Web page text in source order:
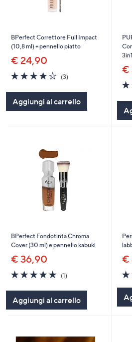
BPerfect Correttore Full Impact
(10,8 ml) + pennello piatto
€ 24,90
4.0
of
5
Stars
(3)
Aggiungi al carrello
3in1
€
BPerfect Fondotinta Chroma
Cover (30 ml) e pennello kabuki
€ 36,90
5.0
of
5
Stars
(1)
Aggiungi al carrello
€